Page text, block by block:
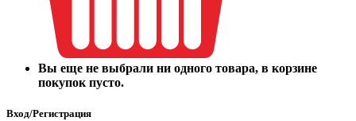
Вы еще не выбрали ни одного товара, в корзине
покупок пусто.
Вход/Регистрация